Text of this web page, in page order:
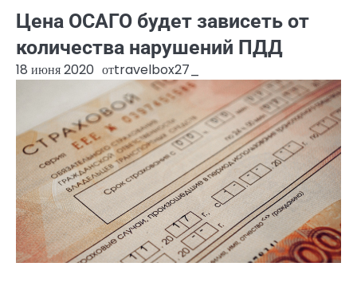
Цена ОСАГО будет зависеть от
количества нарушений ПДД
18 июня 2020 отtravelbox27_